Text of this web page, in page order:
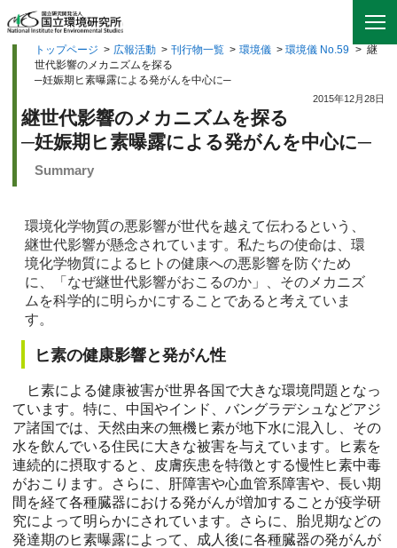
トップページ > 広報活動 > 刊行物一覧 > 環境儀 > 環境儀 No.59 > 継
世代影響のメカニズムを探る
─妊娠期ヒ素曝露による発がんを中心に─
2015年12月28日
継世代影響のメカニズムを探る
─妊娠期ヒ素曝露による発がんを中心に─
Summary
環境化学物質の悪影響が世代を越えて伝わるという、
継世代影響が懸念されています。私たちの使命は、環
境化学物質によるヒトの健康への悪影響を防ぐため
に、「なぜ継世代影響がおこるのか」、そのメカニズ
ムを科学的に明らかにすることであると考えていま
す。
ヒ素の健康影響と発がん性
ヒ素による健康被害が世界各国で大きな環境問題となっ
ています。特に、中国やインド、バングラデシュなどアジ
ア諸国では、天然由来の無機ヒ素が地下水に混入し、その
水を飲んでいる住民に大きな被害を与えています。ヒ素を
連続的に摂取すると、皮膚疾患を特徴とする慢性ヒ素中毒
がおこります。さらに、肝障害や心血管系障害や、長い期
間を経て各種臓器における発がんが増加することが疫学研
究によって明らかにされています。さらに、胎児期などの
発達期のヒ素曝露によって、成人後に各種臓器の発がんが